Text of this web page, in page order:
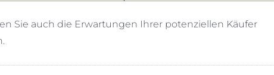
Sie auch die Erwartungen Ihrer potenziellen Käufer